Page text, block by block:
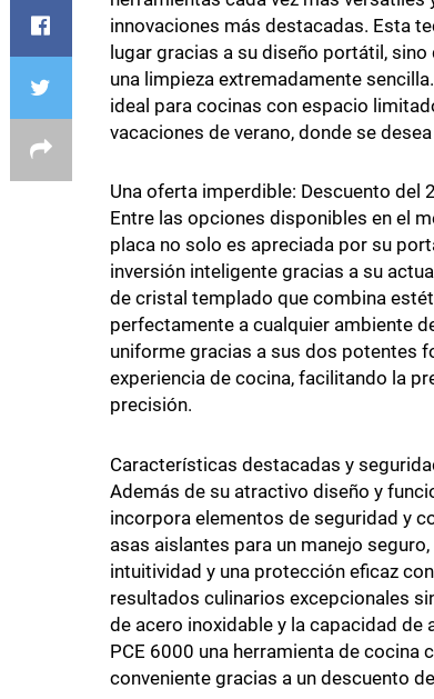
innovaciones más destacadas. Esta
lugar gracias a su diseño portátil,
una limpieza extremadamente
ideal para cocinas con espacio
vacaciones de verano, donde se
Una oferta imperdible: Descuento del
Entre las opciones disponibles en el
placa no solo es apreciada por su
inversión inteligente gracias a su
de cristal templado que combina
perfectamente a cualquier ambiente
uniforme gracias a sus dos potentes
experiencia de cocina, facilitando la
precisión.
Características destacadas y
Además de su atractivo diseño y
incorpora elementos de seguridad y
asas aislantes para un manejo
intuitividad y una protección eficaz
resultados culinarios excepcionales
de acero inoxidable y la capacidad de
PCE 6000 una herramienta de cocina
conveniente gracias a un descuento